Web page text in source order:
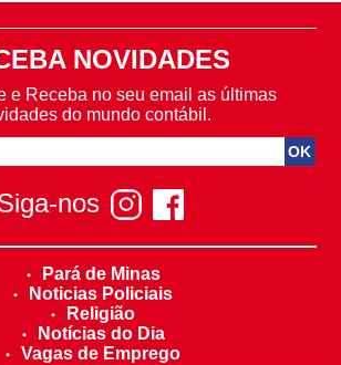
NOVIDADES
e Receba no seu email as últimas
do mundo contábil.
nos
Pará de Minas
Noticias Policiais
Religião
Notícias do Dia
Vagas de Emprego